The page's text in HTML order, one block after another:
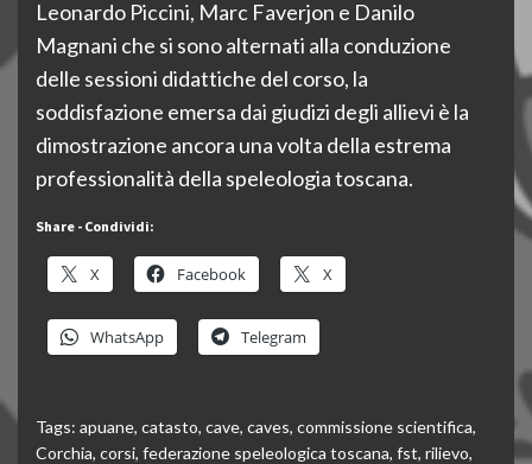
Leonardo Piccini, Marc Faverjon e Danilo
Magnani che si sono alternati alla conduzione
delle sessioni didattiche del corso, la
soddisfazione emersa dai giudizi degli allievi è la
dimostrazione ancora una volta della estrema
professionalità della speleologia toscana.
Share - Condividi:
X Facebook X
WhatsApp Telegram
Tags: apuane, catasto, cave, caves, commissione scientifica,
Corchia, corsi, federazione speleologica toscana, fst, rilievo,